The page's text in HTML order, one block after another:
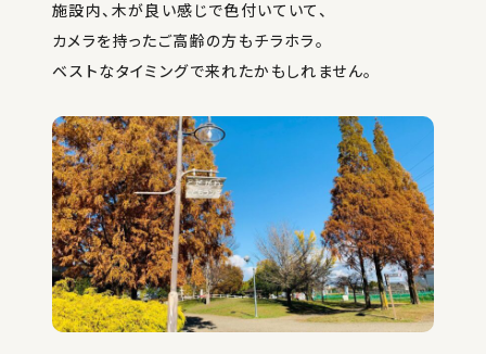
施設内、木が良い感じで色付いていて、
カメラを持ったご高齢の方もチラホラ。
ベストなタイミングで来れたかもしれません。